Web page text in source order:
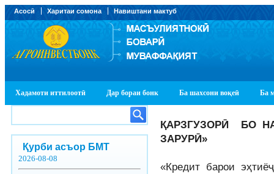
Асосӣ Харитаи сомона Навиштани мактуб
Хадамоти иттилоотӣ Дар бораи бонк Ба шахсони воқеӣ Ба
Қурби асъор БМТ
2026-08-08
ҚАРЗГУЗОРӢ БО
ЗАРУРӢ»
«Кредит барои